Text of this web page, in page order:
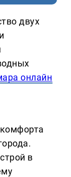
двух
онлайн
в